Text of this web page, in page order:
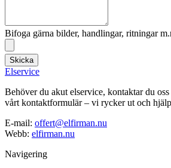
Bifoga gärna bilder, handlingar, ritningar
Skicka
Elservice
Behöver du akut elservice, kontaktar du
vårt kontaktformulär – vi rycker ut och
E-mail: offert@elfirman.nu
Webb: elfirman.nu
Navigering